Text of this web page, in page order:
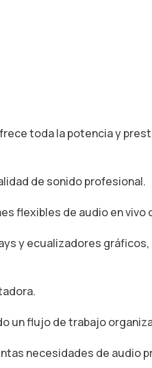
toda la potencia y
de sonido profesional.
flexibles de audio en vivo
y ecualizadores
un flujo de trabajo
necesidades de audio